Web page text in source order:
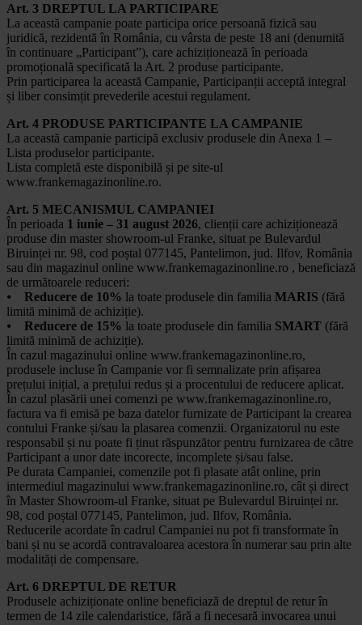
Art. 3 DREPTUL LA PARTICIPARE
La această campanie poate participa orice persoană fizică sau
juridică, rezidentă în România, cu vârsta de peste 18 ani (denumită
în continuare „Participant”), care achiziționează în perioada
promoțională specificată la Art. 2 produse participante.
Prin participarea la această Campanie, Participanții acceptă integral
și liber consimțit prevederile acestui regulament.
Art. 4 PRODUSE PARTICIPANTE LA CAMPANIE
La această campanie participă exclusiv produsele din Anexa 1 –
Lista produselor participante.
Lista completă este disponibilă și pe site-ul
www.frankemagazinonline.ro.
Art. 5 MECANISMUL CAMPANIEI
În perioada 1 iunie – 31 august 2026, clienții care achiziționează
produse din master showroom-ul Franke, situat pe Bulevardul
Biruinței nr. 98, cod poștal 077145, Pantelimon, jud. Ilfov, România
sau din magazinul online www.frankemagazinonline.ro , beneficiază
de următoarele reduceri:
⦁ Reducere de 10% la toate produsele din familia MARIS (fără
limită minimă de achiziție).
⦁ Reducere de 15% la toate produsele din familia SMART (fără
limită minimă de achiziție).
În cazul magazinului online www.frankemagazinonline.ro,
produsele incluse în Campanie vor fi semnalizate prin afișarea
prețului inițial, a prețului redus și a procentului de reducere aplicat.
În cazul plasării unei comenzi pe www.frankemagazinonline.ro,
factura va fi emisă pe baza datelor furnizate de Participant la crearea
contului Franke și/sau la plasarea comenzii. Organizatorul nu este
responsabil și nu poate fi ținut răspunzător pentru furnizarea de către
Participant a unor date incorecte, incomplete și/sau false.
Pe durata Campaniei, comenzile pot fi plasate atât online, prin
intermediul magazinului www.frankemagazinonline.ro, cât și direct
în Master Showroom-ul Franke, situat pe Bulevardul Biruinței nr.
98, cod poștal 077145, Pantelimon, jud. Ilfov, România.
Reducerile acordate în cadrul Campaniei nu pot fi transformate în
bani și nu se acordă contravaloarea acestora în numerar sau prin alte
modalități de compensare.
Art. 6 DREPTUL DE RETUR
Produsele achiziționate online beneficiază de dreptul de retur în
termen de 14 zile calendaristice, fără a fi necesară invocarea unui